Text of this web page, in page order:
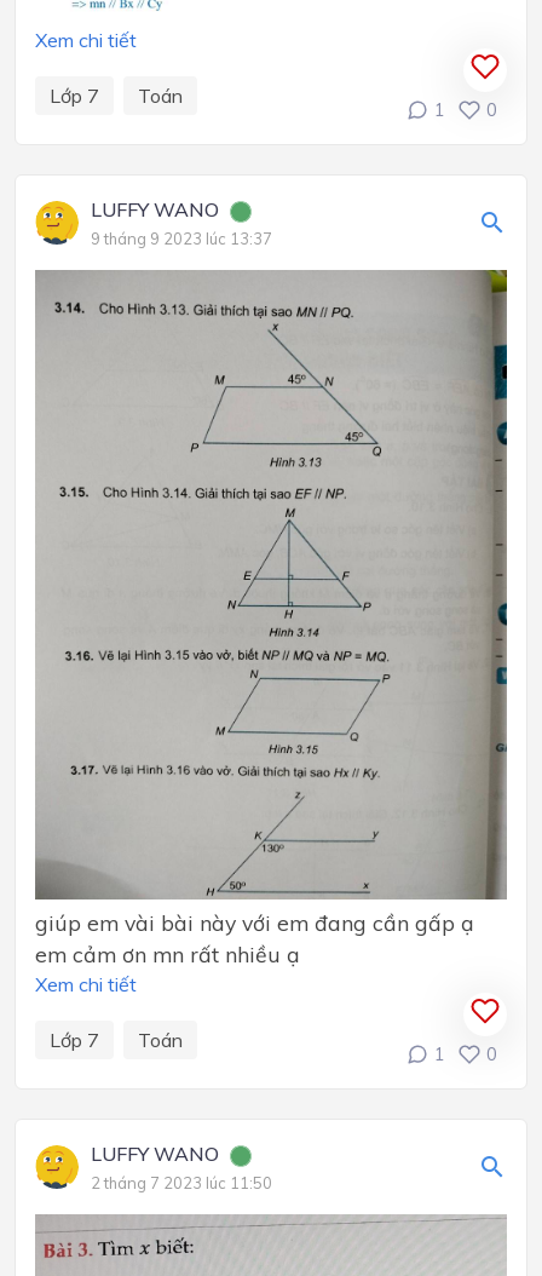
Xem chi tiết
Lớp 7 Toán
1 0
LUFFY WANO
9 tháng 9 2023 lúc 13:37
giúp em vài bài này với em đang cần gấp ạ
em cảm ơn mn rất nhiều ạ
Xem chi tiết
Lớp 7 Toán
1 0
LUFFY WANO
2 tháng 7 2023 lúc 11:50